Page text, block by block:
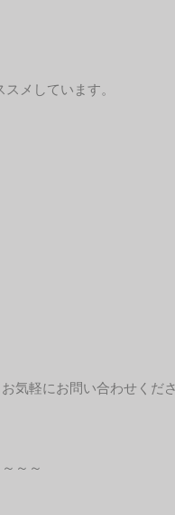
メしています。
気軽にお問い合わせくださ
～～